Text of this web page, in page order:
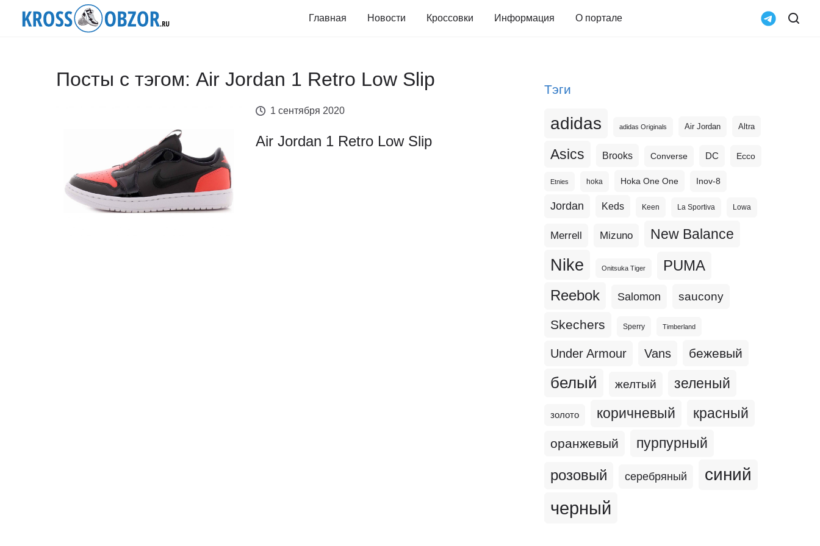
Главная Новости Кроссовки Информация О портале
Посты с тэгом: Air Jordan 1 Retro Low Slip
1 сентября 2020
Air Jordan 1 Retro Low Slip
Тэги
adidas adidas Originals Air Jordan Altra
Asics Brooks Converse DC Ecco
Etnies hoka Hoka One One Inov-8
Jordan Keds Keen La Sportiva Lowa
Merrell Mizuno New Balance
Nike Onitsuka Tiger PUMA
Reebok Salomon saucony
Skechers Sperry Timberland
Under Armour Vans бежевый
белый желтый зеленый
золото коричневый красный
оранжевый пурпурный
розовый серебряный синий
черный